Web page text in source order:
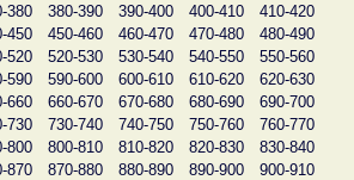
380 380-390 390-400 400-410
410-420
450 450-460 460-470 470-480
480-490
520 520-530 530-540 540-550
550-560
590 590-600 600-610 610-620
620-630
660 660-670 670-680 680-690
690-700
730 730-740 740-750 750-760
760-770
800 800-810 810-820 820-830
830-840
870 870-880 880-890 890-900
900-910